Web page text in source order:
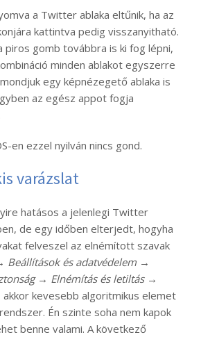
a Twitter ablaka eltűnik, ha az
kattintva pedig visszanyitható.
piros gomb továbbra is ki fog lépni,
minden ablakot egyszerre
egy képnézegető ablaka is
az egész appot fogja
en ezzel nyilván nincs gond.
varázslat
hatásos a jelenlegi Twitter
de egy időben elterjedt, hogyha
felveszel az elnémított szavak
Beállítások és adatvédelem →
→ Elnémítás és letiltás→
akkor kevesebb algoritmikus elemet
Én szinte soha nem kapok
benne valami. A következő